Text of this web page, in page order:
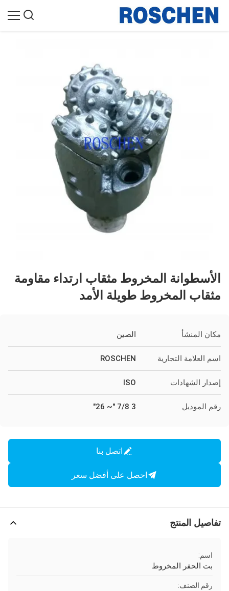
الأسطوانة المخروط مثقاب ارتداء مقاومة
مثقاب المخروط طويلة الأمد
مكان المنشأ الصين
اسم العلامة التجارية ROSCHEN
إصدار الشهادات ISO
رقم الموديل 3 7/8 "~ 26"
اتصل بنا
احصل على أفضل سعر
تفاصيل المنتج
اسم:
بت الحفر المخروط
رقم الصنف: